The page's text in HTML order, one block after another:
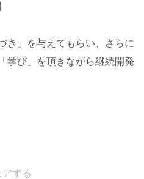
き」を与えてもらい、さらに
学び」を頂きながら継続開発
アする